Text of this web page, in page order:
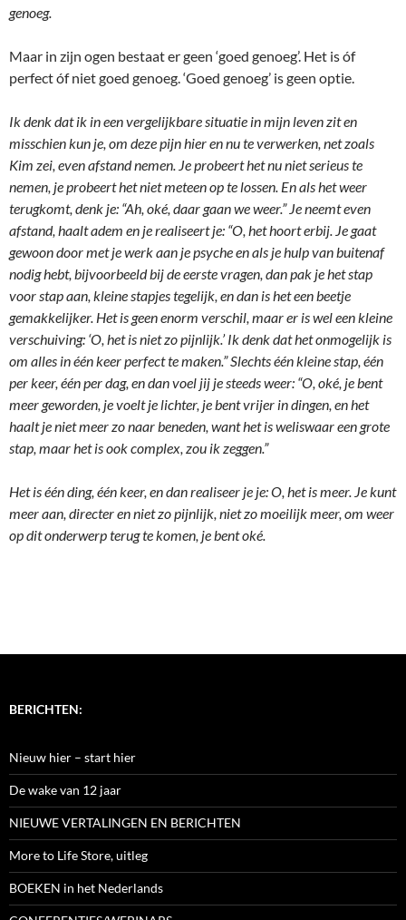
genoeg.
Maar in zijn ogen bestaat er geen ‘goed genoeg’. Het is óf
perfect óf niet goed genoeg. ‘Goed genoeg’ is geen optie.
Ik denk dat ik in een vergelijkbare situatie in mijn leven zit en
misschien kun je, om deze pijn hier en nu te verwerken, net zoals
Kim zei, even afstand nemen. Je probeert het nu niet serieus te
nemen, je probeert het niet meteen op te lossen. En als het weer
terugkomt, denk je: “Ah, oké, daar gaan we weer.” Je neemt even
afstand, haalt adem en je realiseert je: “O, het hoort erbij. Je gaat
gewoon door met je werk aan je psyche en als je hulp van buitenaf
nodig hebt, bijvoorbeeld bij de eerste vragen, dan pak je het stap
voor stap aan, kleine stapjes tegelijk, en dan is het een beetje
gemakkelijker. Het is geen enorm verschil, maar er is wel een kleine
verschuiving: ‘O, het is niet zo pijnlijk.’ Ik denk dat het onmogelijk is
om alles in één keer perfect te maken.” Slechts één kleine stap, één
per keer, één per dag, en dan voel jij je steeds weer: “O, oké, je bent
meer geworden, je voelt je lichter, je bent vrijer in dingen, en het
haalt je niet meer zo naar beneden, want het is weliswaar een grote
stap, maar het is ook complex, zou ik zeggen.”
Het is één ding, één keer, en dan realiseer je je: O, het is meer. Je kunt
meer aan, directer en niet zo pijnlijk, niet zo moeilijk meer, om weer
op dit onderwerp terug te komen, je bent oké.
BERICHTEN:
Nieuw hier – start hier
De wake van 12 jaar
NIEUWE VERTALINGEN EN BERICHTEN
More to Life Store, uitleg
BOEKEN in het Nederlands